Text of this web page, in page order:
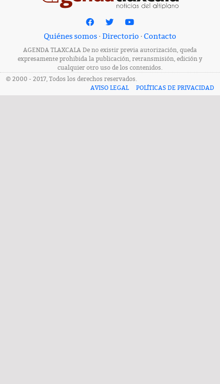
Quiénes somos · Directorio · Contacto
AGENDA TLAXCALA De no existir previa autorización, queda
expresamente prohibida la publicación, retransmisión, edición y
cualquier otro uso de los contenidos.
© 2000 - 2017, Todos los derechos reservados.
AVISO LEGAL
POLÍTICAS DE PRIVACIDAD